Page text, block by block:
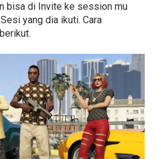
bisa di Invite ke session mu
yang dia ikuti. Cara